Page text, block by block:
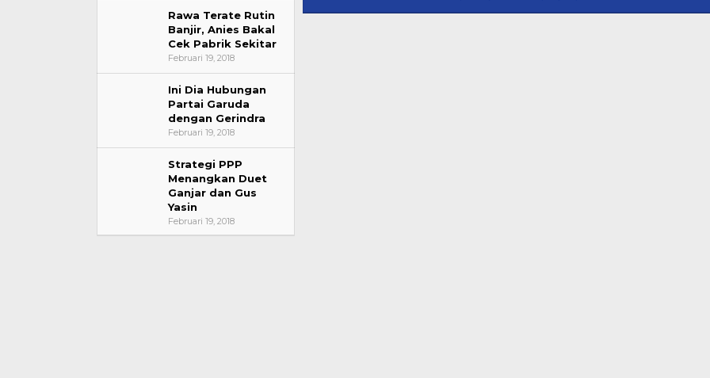
Rawa Terate Rutin
Banjir, Anies Bakal
Cek Pabrik Sekitar
Februari 19, 2018
Ini Dia Hubungan
Partai Garuda
dengan Gerindra
Februari 19, 2018
Strategi PPP
Menangkan Duet
Ganjar dan Gus
Yasin
Februari 19, 2018